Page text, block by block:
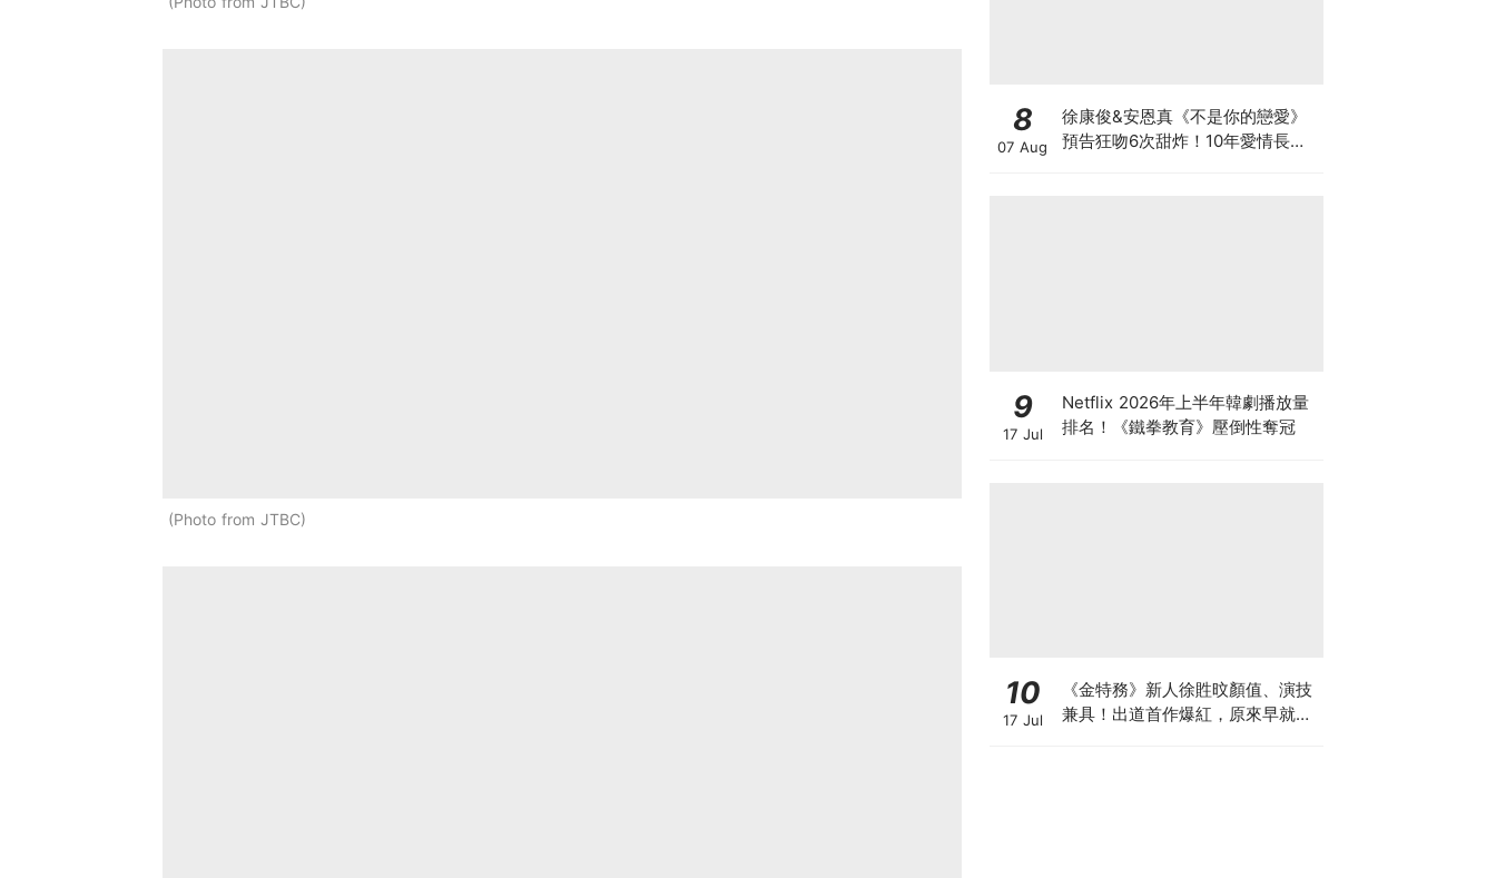
Photo from JTBC
8
07 Aug
徐康俊&安恩真《不是你的戀愛》
預告狂吻6次甜炸！10年愛情長跑
9
17 Jul
Netflix 2026年上半年韓劇播放量
排名！《鐵拳教育》壓倒性奪冠
10
17 Jul
《金特務》新人徐貹旼顏值、演技
兼具！出道首作爆紅，原來早就是